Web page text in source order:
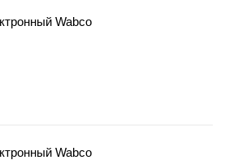
Wabco
Wabco